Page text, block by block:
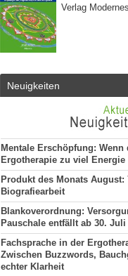
Verlag
Neuigkeiten
Mentale Erschöpfung: Wenn
Ergotherapie zu viel Energie
Produkt des Monats August:
Biografiearbeit
Blankoverordnung:
Pauschale entfällt ab 30. Juli
Fachsprache in der
Zwischen Buzzwords,
echter Klarheit